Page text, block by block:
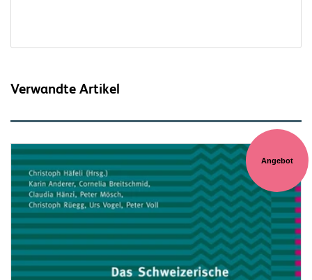
Verwandte Artikel
Angebot